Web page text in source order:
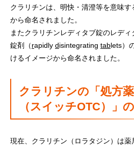
クラリチンは、明快・清澄等を意味す
から命名されました。
またクラリチンレディタブ錠のレデ
錠剤（rapidly disintegrating tablets）
けるイメージから命名されました。
クラリチンの「処方
（スイッチOTC）」
ㅤ現在、クラリチン（ロラタジン）は